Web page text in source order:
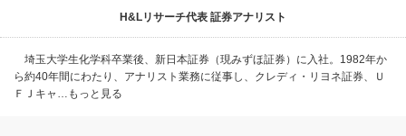
H&Lリサーチ代表 証券アナリスト
埼玉大学生化学科卒業後、新日本証券（現みずほ証券）に入社。1982年か
ら約40年間にわたり、アナリスト業務に従事し、クレディ・リヨネ証券、Ｕ
ＦＪキャ…もっと見る